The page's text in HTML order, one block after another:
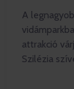
A
attrakció
Szilézia